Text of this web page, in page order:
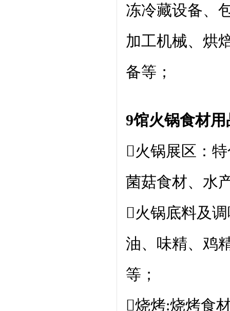
冻冷藏设备、
加工机械、烘
备等；
9馆火锅食材
火锅展区：
菌菇食材、水
火锅底料及
油、味精、鸡
等；
烧烤:烧烤食